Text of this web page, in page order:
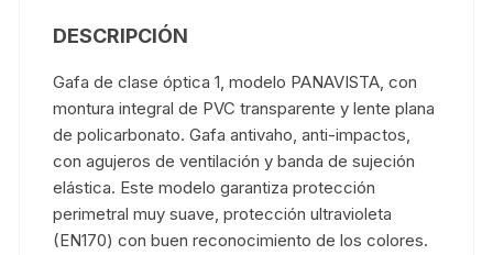
DESCRIPCIÓN
Gafa de clase óptica 1, modelo PANAVISTA, con
montura integral de PVC transparente y lente plana
de policarbonato. Gafa antivaho, anti-impactos,
con agujeros de ventilación y banda de sujeción
elástica. Este modelo garantiza protección
perimetral muy suave, protección ultravioleta
(EN170) con buen reconocimiento de los colores.